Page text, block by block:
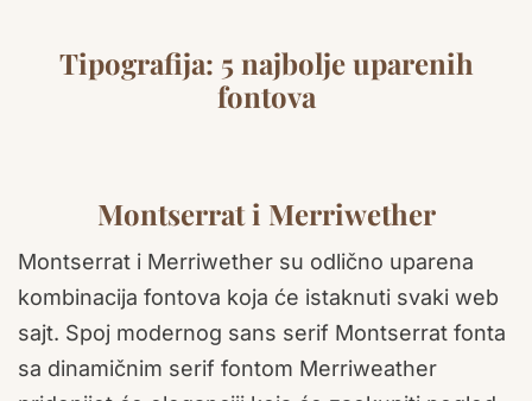
Tipografija: 5 najbolje uparenih
fontova
Montserrat i Merriwether
Montserrat i Merriwether su odlično uparena
kombinacija fontova koja će istaknuti svaki web
sajt. Spoj modernog sans serif Montserrat fonta
sa dinamičnim serif fontom Merriweather